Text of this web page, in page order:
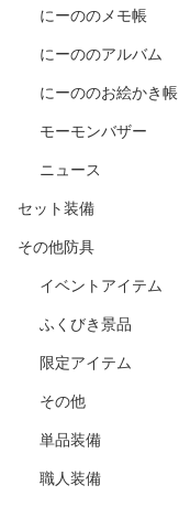
にーののメモ帳
にーののアルバム
にーののお絵かき帳
モーモンバザー
ニュース
セット装備
その他防具
イベントアイテム
ふくびき景品
限定アイテム
その他
単品装備
職人装備